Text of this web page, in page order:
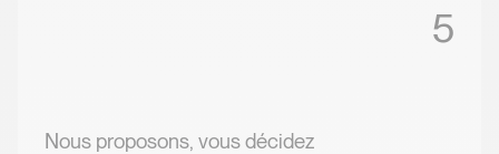
5
Nous proposons, vous décidez